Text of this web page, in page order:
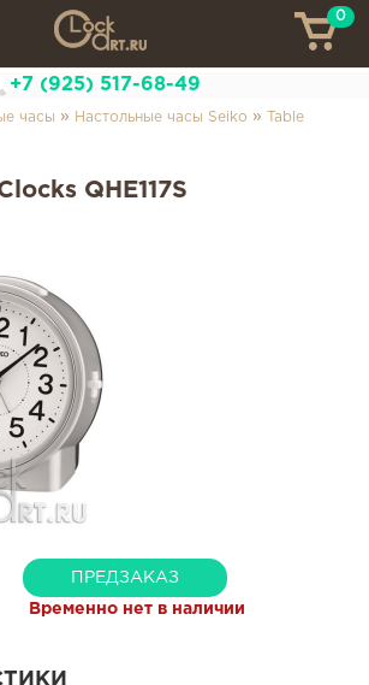
+7 (925) 517-68-49
0
часы » Настольные часы Seiko »
Table
QHE117S
ПРЕДЗАКАЗ
Временно нет в наличии